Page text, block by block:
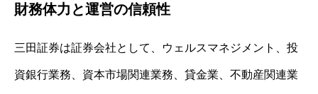
財務体力と運営の信頼性
三田証券は証券会社として、ウェルスマネジメント、投
資銀行業務、資本市場関連業務、貸金業、不動産関連業